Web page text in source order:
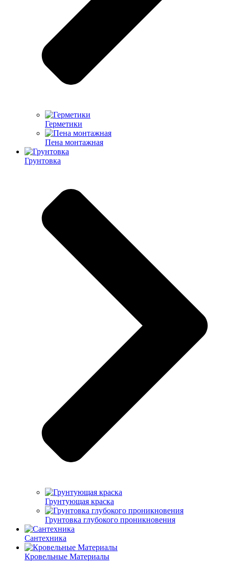
Герметики
Пена монтажная
Грунтовка
Грунтующая краска
Грунтовка глубокого проникновения
Сантехника
Кровельные Материалы